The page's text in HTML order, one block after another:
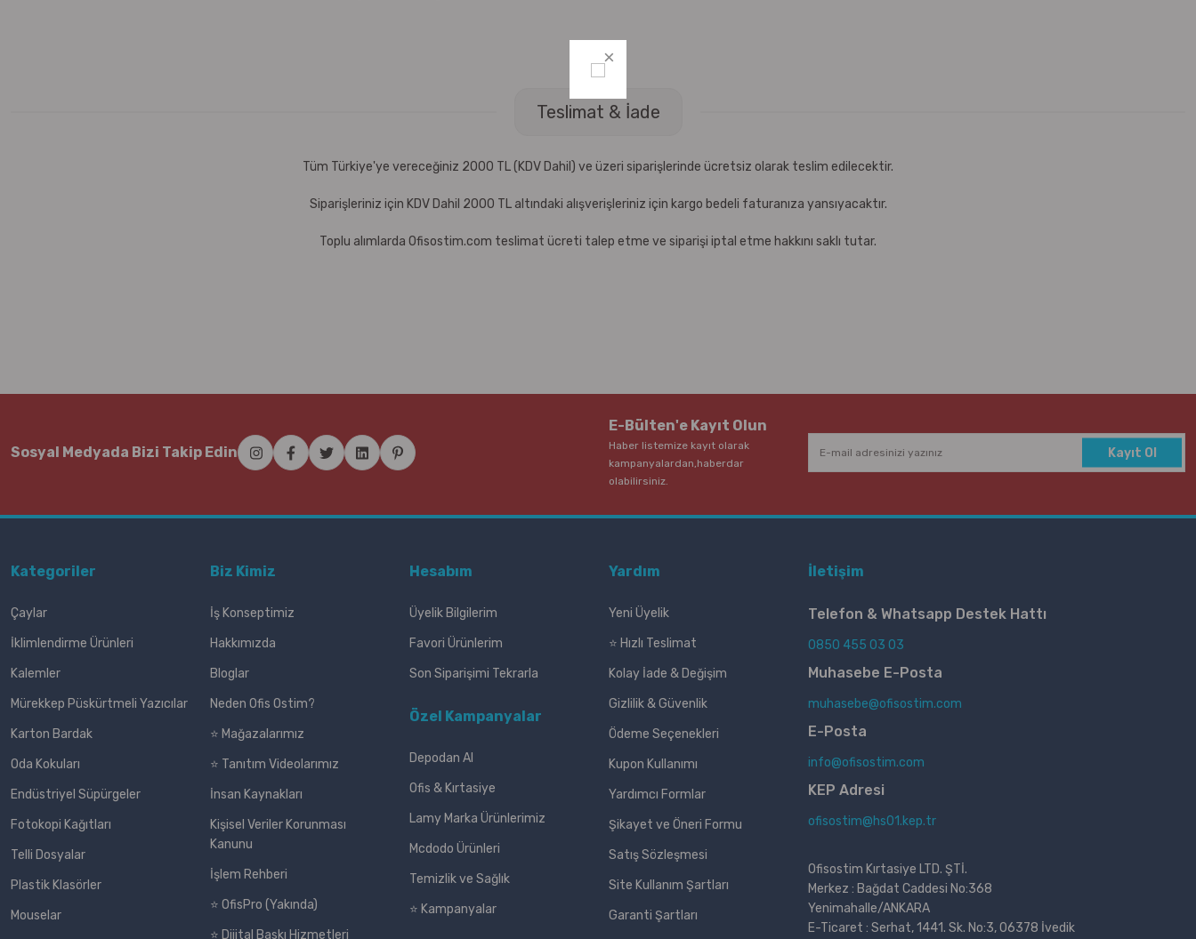
Teslimat & İade
Tüm Türkiye'ye vereceğiniz 2000 TL (KDV Dahil) ve üzeri siparişlerinde ücretsiz olarak teslim edilecektir.
Siparişleriniz için KDV Dahil 2000 TL altındaki alışverişleriniz için kargo bedeli faturanıza yansıyacaktır.
Toplu alımlarda Ofisostim.com teslimat ücreti talep etme ve siparişi iptal etme hakkını saklı tutar.
Sosyal Medyada Bizi Takip Edin
E-Bülten'e Kayıt Olun
Haber listemize kayıt olarak
kampanyalardan,haberdar
olabilirsiniz.
Kayıt Ol
Kategoriler
Çaylar
İklimlendirme Ürünleri
Kalemler
Mürekkep Püskürtmeli Yazıcılar
Karton Bardak
Oda Kokuları
Endüstriyel Süpürgeler
Fotokopi Kağıtları
Telli Dosyalar
Plastik Klasörler
Mouselar
Biz Kimiz
İş Konseptimiz
Hakkımızda
Bloglar
Neden Ofis Ostim?
⭐ Mağazalarımız
⭐ Tanıtım Videolarımız
İnsan Kaynakları
Kişisel Veriler Korunması
Kanunu
İşlem Rehberi
⭐ OfisPro (Yakında)
⭐ Dijital Baskı Hizmetleri
Hesabım
Üyelik Bilgilerim
Favori Ürünlerim
Son Siparişimi Tekrarla
Özel Kampanyalar
Depodan Al
Ofis & Kırtasiye
Lamy Marka Ürünlerimiz
Mcdodo Ürünleri
Temizlik ve Sağlık
⭐ Kampanyalar
Yardım
Yeni Üyelik
⭐ Hızlı Teslimat
Kolay İade & Değişim
Gizlilik & Güvenlik
Ödeme Seçenekleri
Kupon Kullanımı
Yardımcı Formlar
Şikayet ve Öneri Formu
Satış Sözleşmesi
Site Kullanım Şartları
Garanti Şartları
İletişim
Telefon & Whatsapp Destek Hattı
0850 455 03 03
Muhasebe E-Posta
muhasebe@ofisostim.com
E-Posta
info@ofisostim.com
KEP Adresi
ofisostim@hs01.kep.tr
Ofisostim Kırtasiye LTD. ŞTİ.
Merkez : Bağdat Caddesi No:368
Yenimahalle/ANKARA
E-Ticaret : Serhat, 1441. Sk. No:3, 06378 İvedik